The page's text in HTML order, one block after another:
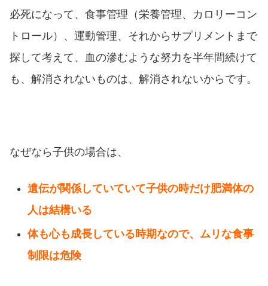
必死になって、食事管理（栄養管理、カロリーコン
トロール）、運動管理、それからサプリメントまで
探して考えて、血の滲むような努力を半年間続けて
も、解消されないものは、解消されないからです。
なぜなら子供の場合は、
遺伝が関係していていて子供の時だけ肥満体の
人は結構いる
体も心も成長している時期なので、ムリな食事
制限は危険